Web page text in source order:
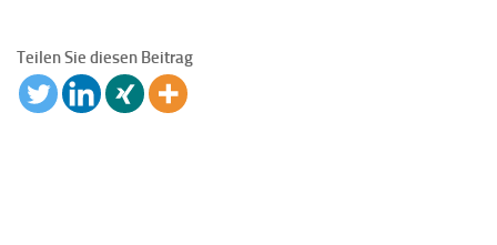
Teilen Sie diesen Beitrag